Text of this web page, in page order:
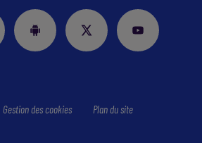
Gestion des cookies Plan du site